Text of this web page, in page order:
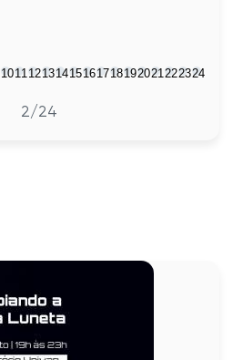
1011 12131415161718192021 222324
2/24